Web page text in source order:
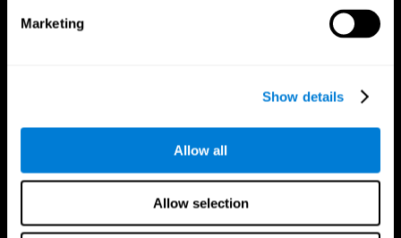
Marketing
Show details
Allow all
Allow selection
CogniFit Aplicação